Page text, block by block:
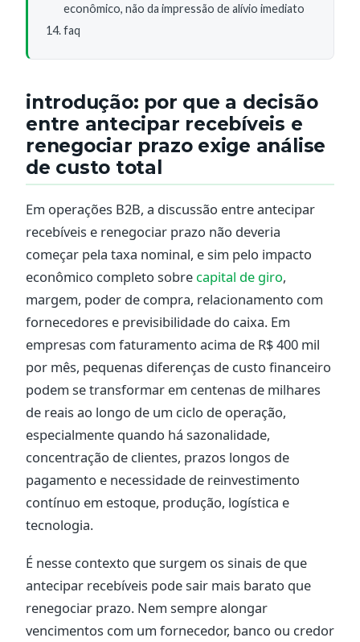
econômico, não da impressão de alívio imediato
faq
introdução: por que a decisão
entre antecipar recebíveis e
renegociar prazo exige análise
de custo total
Em operações B2B, a discussão entre antecipar
recebíveis e renegociar prazo não deveria
começar pela taxa nominal, e sim pelo impacto
econômico completo sobre capital de giro,
margem, poder de compra, relacionamento com
fornecedores e previsibilidade do caixa. Em
empresas com faturamento acima de R$ 400 mil
por mês, pequenas diferenças de custo financeiro
podem se transformar em centenas de milhares
de reais ao longo de um ciclo de operação,
especialmente quando há sazonalidade,
concentração de clientes, prazos longos de
pagamento e necessidade de reinvestimento
contínuo em estoque, produção, logística e
tecnologia.
É nesse contexto que surgem os sinais de que
antecipar recebíveis pode sair mais barato que
renegociar prazo. Nem sempre alongar
vencimentos com um fornecedor, banco ou credor